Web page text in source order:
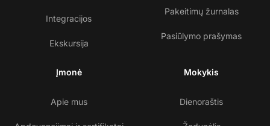
Integracijos
Ekskursija
Pakeitimų žurnalas
Pasiūlymo prašymas
Įmonė
Apie mus
Mokykis
Dienoraštis